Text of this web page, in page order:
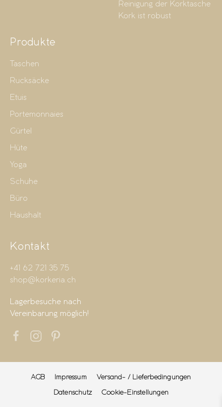
Reinigung der Korktasche
Kork ist robust
Produkte
Taschen
Rucksäcke
Etuis
Portemonnaies
Gürtel
Hüte
Yoga
Schuhe
Büro
Haushalt
Kontakt
+41 62 721 35 75
shop@korkeria.ch
Lagerbesuche nach
Vereinbarung möglich!
AGB Impressum
Versand- / Lieferbedingungen
Datenschutz
Cookie-Einstellungen